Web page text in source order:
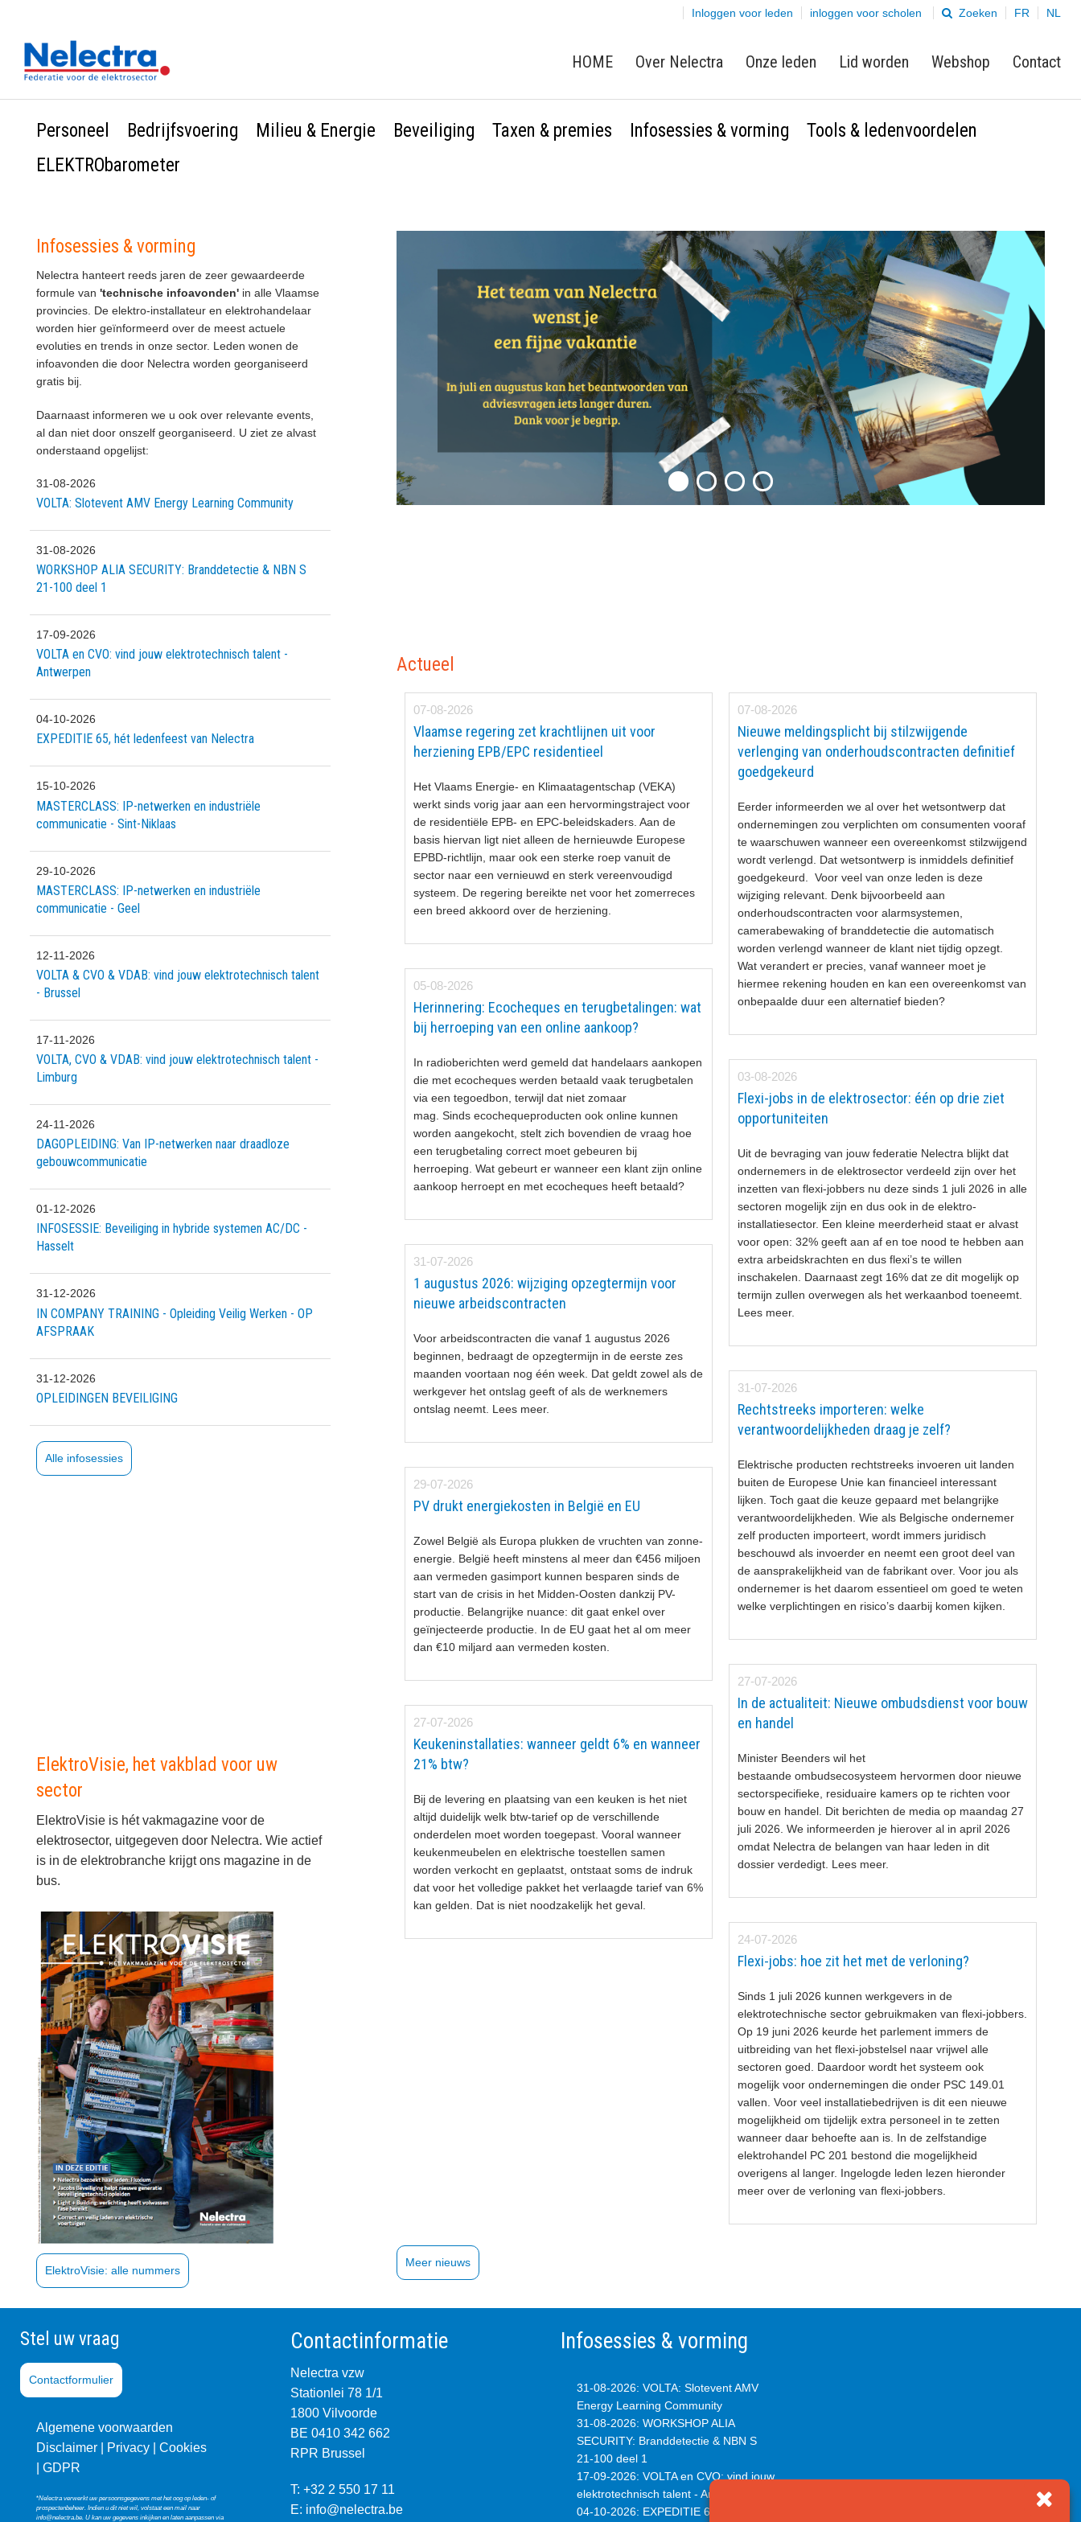
Inloggen voor leden inloggen voor scholen Zoeken FR NL
HOME Over Nelectra Onze leden Lid worden Webshop Contact
Personeel Bedrijfsvoering Milieu & Energie Beveiliging Taxen & premies Infosessies & vorming
Tools & ledenvoordelen
ELEKTRObarometer
Actueel
07-08-2026
Vlaamse regering zet krachtlijnen uit voor
herziening EPB/EPC residentieel
Het Vlaams Energie- en Klimaatagentschap (VEKA)
werkt sinds vorig jaar aan een hervormingstraject voor
de residentiële EPB- en EPC-beleidskaders. Aan de
basis hiervan ligt niet alleen de hernieuwde Europese
EPBD-richtlijn, maar ook een sterke roep vanuit de
sector naar een vernieuwd en sterk vereenvoudigd
systeem. De regering bereikte net voor het zomerreces
een breed akkoord over de herziening.
07-08-2026
Nieuwe meldingsplicht bij stilzwijgende
verlenging van onderhoudscontracten definitief
goedgekeurd
Eerder informeerden we al over het wetsontwerp dat
ondernemingen zou verplichten om consumenten vooraf
te waarschuwen wanneer een overeenkomst stilzwijgend
wordt verlengd. Dat wetsontwerp is inmiddels definitief
goedgekeurd. Voor veel van onze leden is deze
wijziging relevant. Denk bijvoorbeeld aan
onderhoudscontracten voor alarmsystemen,
camerabewaking of branddetectie die automatisch
worden verlengd wanneer de klant niet tijdig opzegt.
Wat verandert er precies, vanaf wanneer moet je
hiermee rekening houden en kan een overeenkomst van
onbepaalde duur een alternatief bieden?
05-08-2026
Herinnering: Ecocheques en terugbetalingen: wat
bij herroeping van een online aankoop?
In radioberichten werd gemeld dat handelaars aankopen
die met ecocheques werden betaald vaak terugbetalen
via een tegoedbon, terwijl dat niet zomaar
mag. Sinds ecochequeproducten ook online kunnen
worden aangekocht, stelt zich bovendien de vraag hoe
een terugbetaling correct moet gebeuren bij
herroeping. Wat gebeurt er wanneer een klant zijn online
aankoop herroept en met ecocheques heeft betaald?
03-08-2026
Flexi-jobs in de elektrosector: één op drie ziet
opportuniteiten
Uit de bevraging van jouw federatie Nelectra blijkt dat
ondernemers in de elektrosector verdeeld zijn over het
inzetten van flexi-jobbers nu deze sinds 1 juli 2026 in alle
sectoren mogelijk zijn en dus ook in de elektro-
installatiesector. Een kleine meerderheid staat er alvast
voor open: 32% geeft aan af en toe nood te hebben aan
extra arbeidskrachten en dus flexi’s te willen
inschakelen. Daarnaast zegt 16% dat ze dit mogelijk op
termijn zullen overwegen als het werkaanbod toeneemt.
Lees meer.
31-07-2026
1 augustus 2026: wijziging opzegtermijn voor
nieuwe arbeidscontracten
Voor arbeidscontracten die vanaf 1 augustus 2026
beginnen, bedraagt de opzegtermijn in de eerste zes
maanden voortaan nog één week. Dat geldt zowel als de
werkgever het ontslag geeft of als de werknemers
ontslag neemt. Lees meer.
31-07-2026
Rechtstreeks importeren: welke
verantwoordelijkheden draag je zelf?
Elektrische producten rechtstreeks invoeren uit landen
buiten de Europese Unie kan financieel interessant
lijken. Toch gaat die keuze gepaard met belangrijke
verantwoordelijkheden. Wie als Belgische ondernemer
zelf producten importeert, wordt immers juridisch
beschouwd als invoerder en neemt een groot deel van
de aansprakelijkheid van de fabrikant over. Voor jou als
ondernemer is het daarom essentieel om goed te weten
welke verplichtingen en risico’s daarbij komen kijken.
29-07-2026
PV drukt energiekosten in België en EU
Zowel België als Europa plukken de vruchten van zonne-
energie. België heeft minstens al meer dan €456 miljoen
aan vermeden gasimport kunnen besparen sinds de
start van de crisis in het Midden-Oosten dankzij PV-
productie. Belangrijke nuance: dit gaat enkel over
geïnjecteerde productie. In de EU gaat het al om meer
dan €10 miljard aan vermeden kosten.
27-07-2026
In de actualiteit: Nieuwe ombudsdienst voor bouw
en handel
Minister Beenders wil het
bestaande ombudsecosysteem hervormen door nieuwe
sectorspecifieke, residuaire kamers op te richten voor
bouw en handel. Dit berichten de media op maandag 27
juli 2026. We informeerden je hierover al in april 2026
omdat Nelectra de belangen van haar leden in dit
dossier verdedigt. Lees meer.
27-07-2026
Keukeninstallaties: wanneer geldt 6% en wanneer
21% btw?
Bij de levering en plaatsing van een keuken is het niet
altijd duidelijk welk btw-tarief op de verschillende
onderdelen moet worden toegepast. Vooral wanneer
keukenmeubelen en elektrische toestellen samen
worden verkocht en geplaatst, ontstaat soms de indruk
dat voor het volledige pakket het verlaagde tarief van 6%
kan gelden. Dat is niet noodzakelijk het geval.
24-07-2026
Flexi-jobs: hoe zit het met de verloning?
Sinds 1 juli 2026 kunnen werkgevers in de
elektrotechnische sector gebruikmaken van flexi-jobbers.
Op 19 juni 2026 keurde het parlement immers de
uitbreiding van het flexi-jobstelsel naar vrijwel alle
sectoren goed. Daardoor wordt het systeem ook
mogelijk voor ondernemingen die onder PSC 149.01
vallen. Voor veel installatiebedrijven is dit een nieuwe
mogelijkheid om tijdelijk extra personeel in te zetten
wanneer daar behoefte aan is. In de zelfstandige
elektrohandel PC 201 bestond die mogelijkheid
overigens al langer. Ingelogde leden lezen hieronder
meer over de verloning van flexi-jobbers.
Meer nieuws
Infosessies & vorming
Nelectra hanteert reeds jaren de zeer gewaardeerde
formule van'technische infoavonden' in alle Vlaamse
provincies. De elektro-installateur en elektrohandelaar
worden hier geïnformeerd over de meest actuele
evoluties en trends in onze sector. Leden wonen de
infoavonden die door Nelectra worden georganiseerd
gratis bij.
Daarnaast informeren we u ook over relevante events,
al dan niet door onszelf georganiseerd. U ziet ze alvast
onderstaand opgelijst:
31-08-2026
VOLTA: Slotevent AMV Energy Learning Community
31-08-2026
WORKSHOP ALIA SECURITY: Branddetectie & NBN S
21-100 deel 1
17-09-2026
VOLTA en CVO: vind jouw elektrotechnisch talent -
Antwerpen
04-10-2026
EXPEDITIE 65, hét ledenfeest van Nelectra
15-10-2026
MASTERCLASS: IP-netwerken en industriële
communicatie - Sint-Niklaas
29-10-2026
MASTERCLASS: IP-netwerken en industriële
communicatie - Geel
12-11-2026
VOLTA & CVO & VDAB: vind jouw elektrotechnisch talent
- Brussel
17-11-2026
VOLTA, CVO & VDAB: vind jouw elektrotechnisch talent -
Limburg
24-11-2026
DAGOPLEIDING: Van IP-netwerken naar draadloze
gebouwcommunicatie
01-12-2026
INFOSESSIE: Beveiliging in hybride systemen AC/DC -
Hasselt
31-12-2026
IN COMPANY TRAINING - Opleiding Veilig Werken - OP
AFSPRAAK
31-12-2026
OPLEIDINGEN BEVEILIGING
Alle infosessies
ElektroVisie, het vakblad voor uw
sector
ElektroVisie is hét vakmagazine voor de
elektrosector, uitgegeven door Nelectra. Wie actief
is in de elektrobranche krijgt ons magazine in de
bus.
ElektroVisie: alle nummers
Stel uw vraag
Contactformulier
Algemene voorwaarden
Disclaimer |
Privacy Cookies
GDPR
*Nelectra verwerkt uw persoonsgegevens met het oog op leden- of
prospectenbeheer. Indien u dit niet wil, volstaat een mail naar
info@nelectra.be. U kan uw gegevens inkijken en laten aanpassen via
Contactinformatie
Nelectra vzw
Stationlei 78 1/1
1800 Vilvoorde
BE 0410 342 662
RPR Brussel
T: +32 2 550 17 11
E: info@nelectra.be
Infosessies & vorming
31-08-2026: VOLTA: Slotevent AMV
Energy Learning Community
31-08-2026: WORKSHOP ALIA
SECURITY: Branddetectie & NBN S
21-100 deel 1
17-09-2026: VOLTA en CVO: vind jouw
elektrotechnisch talent - Antwerpen
04-10-2026: EXPEDITIE 65, hét